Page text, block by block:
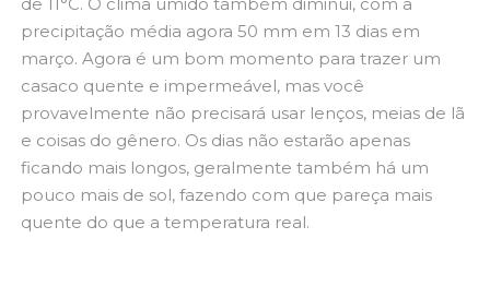
precipitação média agora 50 mm em 13 dias em
março. Agora é um bom momento para trazer um
casaco quente e impermeável, mas você
provavelmente não precisará usar lenços, meias de lã
e coisas do gênero. Os dias não estarão apenas
ficando mais longos, geralmente também há um
pouco mais de sol, fazendo com que pareça mais
quente do que a temperatura real.